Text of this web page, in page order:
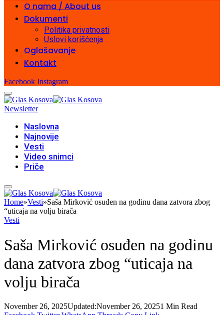
O nama / About us
Dokumenti
Politika privatnosti
Uslovi korišćenja
Oglašavanje
Kontakt
Facebook Instagram
Newsletter
Naslovna
Najnovije
Vesti
Video snimci
Priče
Home»Vesti»Saša Mirković osuđen na godinu dana zatvora zbog
“uticaja na volju birača
Vesti
Saša Mirković osuđen na godinu
dana zatvora zbog “uticaja na
volju birača
November 26, 2025Updated:November 26, 20251 Min Read